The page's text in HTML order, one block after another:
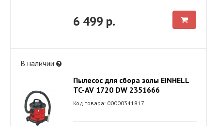
6 499 р.
В наличии
Пылесос для сбора золы EINHELL
TC-AV 1720 DW 2351666
Код товара: 00000341817